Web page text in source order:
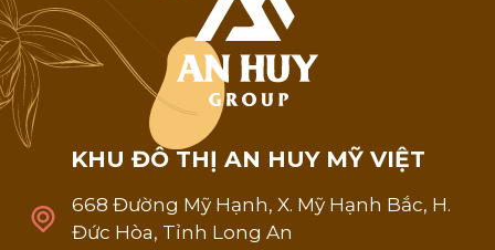
KHU ĐÔ THỊ AN HUY MỸ VIỆT
668 Đường Mỹ Hạnh, X. Mỹ Hạnh Bắc, H.
Đức Hòa, Tỉnh Long An